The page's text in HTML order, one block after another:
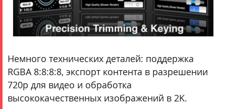
Немного технических деталей: поддержка
RGBA 8:8:8:8, экспорт контента в разрешении
720p для видео и обработка
высококачественных изображений в 2K.